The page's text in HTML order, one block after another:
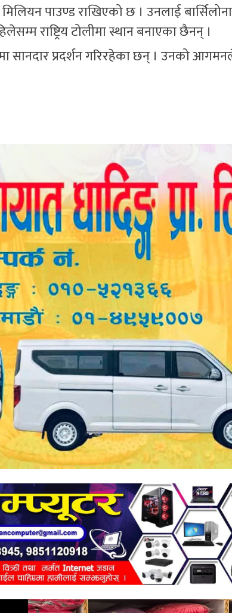
पाउण्ड राखिएको छ । उनलाई
राष्ट्रिय टोलीमा स्थान बनाएका छैनन् ।
सानदार प्रदर्शन गरिरहेका छन् । उनको